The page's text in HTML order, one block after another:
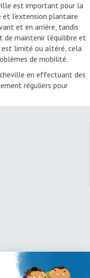
est important pour la
l’extension plantaire
et en arrière, tandis
de maintenir l’équilibre et
est limité ou altéré, cela
de mobilité.
en effectuant des
réguliers pour
simplement